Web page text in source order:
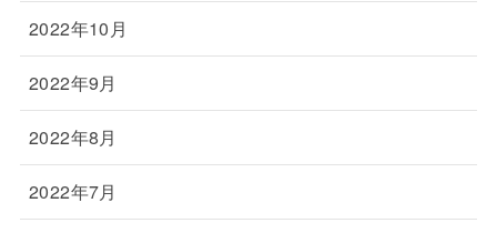
2022年10月
2022年9月
2022年8月
2022年7月